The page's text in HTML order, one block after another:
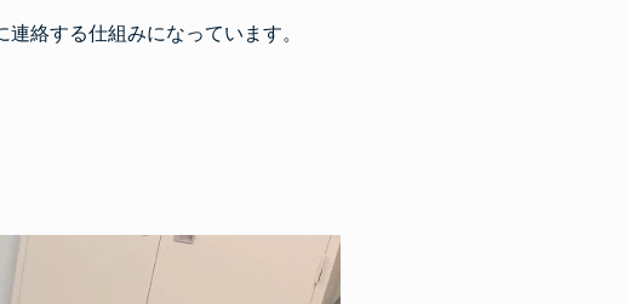
絡する仕組みになっています。